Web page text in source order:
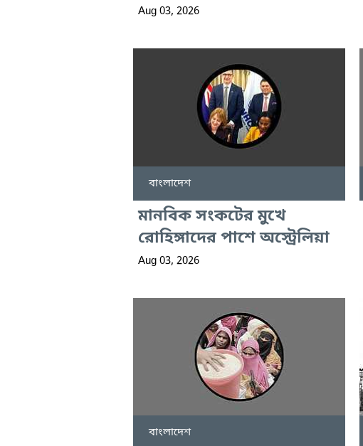
Aug 03, 2026
বাংলাদেশ
মানবিক সংকটের মুখে
রোহিঙ্গাদের পাশে অস্ট্রেলিয়া
Aug 03, 2026
বাংলাদেশ